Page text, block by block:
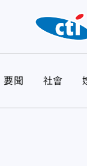
要聞 社會